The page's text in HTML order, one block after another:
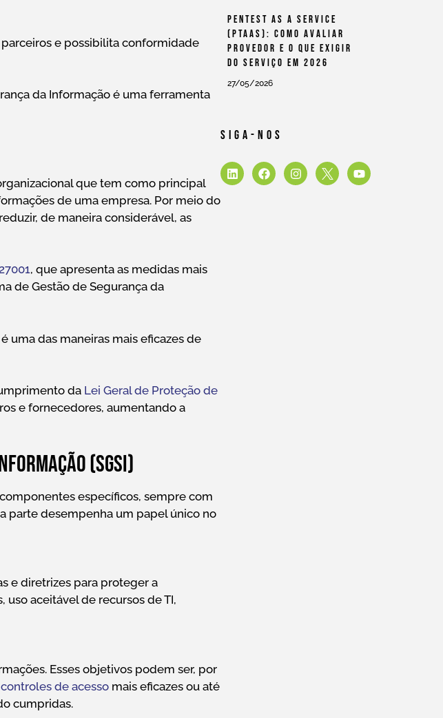
e possibilita conformidade
da Informação é uma ferramenta
que tem como principal
de uma empresa. Por meio do
de maneira considerável, as
, que apresenta as medidas mais
de Gestão de Segurança da
uma das maneiras mais eficazes de
da Lei Geral de Proteção de
e fornecedores, aumentando a
(SGSI)
específicos, sempre com
parte desempenha um papel único no
e diretrizes para proteger a
uso aceitável de recursos de TI,
Esses objetivos podem ser, por
controles de acesso mais eficazes ou até
cumpridas.
Pentest As A Service
(PtaaS): Como Avaliar
Provedor E O Que Exigir
Do Serviço Em 2026
27/05/2026
Siga-Nos